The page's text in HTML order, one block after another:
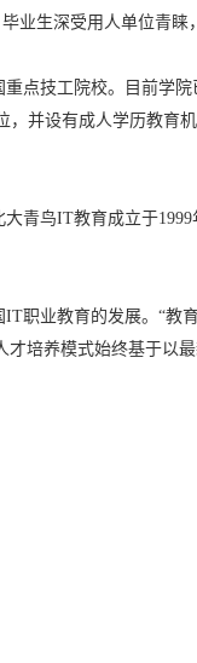
业生深受用人单位青
技工院校。目前学院
并设有成人学历教育
鸟IT教育成立于
业教育的发展。“教
培养模式始终基于以